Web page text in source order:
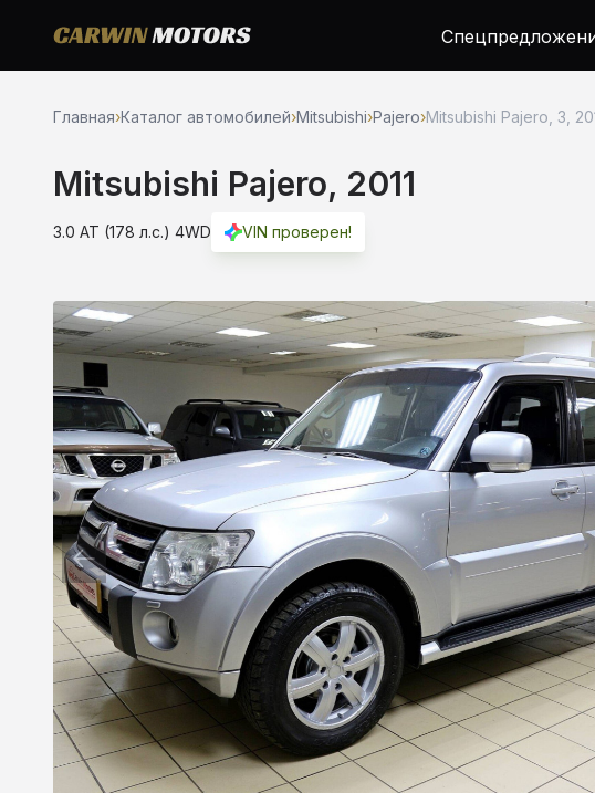
Главная›Каталог автомобилей›Mitsubishi›Pajero›Mitsubishi Pajero, 3,
Mitsubishi Pajero, 2011
3.0 AT (178 л.с.) 4WD VIN проверен!